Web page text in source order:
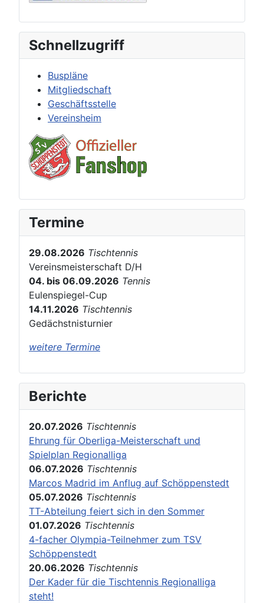
Schnellzugriff
Buspläne
Mitgliedschaft
Geschäftsstelle
Vereinsheim
Termine
29.08.2026 Tischtennis
Vereinsmeisterschaft D/H
04. bis 06.09.2026 Tennis
Eulenspiegel-Cup
14.11.2026 Tischtennis
Gedächstnisturnier
weitere Termine
Berichte
20.07.2026 Tischtennis
Ehrung für Oberliga-Meisterschaft und
Spielplan Regionalliga
06.07.2026 Tischtennis
Marcos Madrid im Anflug auf Schöppenstedt
05.07.2026 Tischtennis
TT-Abteilung feiert sich in den Sommer
01.07.2026 Tischtennis
4-facher Olympia-Teilnehmer zum TSV
Schöppenstedt
20.06.2026 Tischtennis
Der Kader für die Tischtennis Regionalliga
steht!